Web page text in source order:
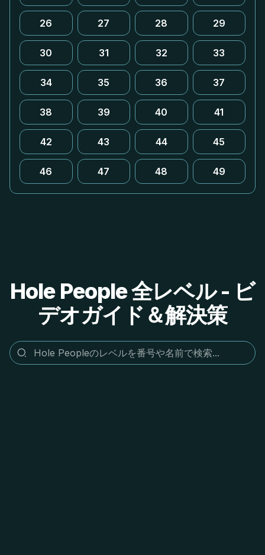
26 27 28 29
30 31 32 33
34 35 36 37
38 39 40 41
42 43 44 45
46 47 48 49
Hole People 全レベル - ビ
デオガイド＆解決策